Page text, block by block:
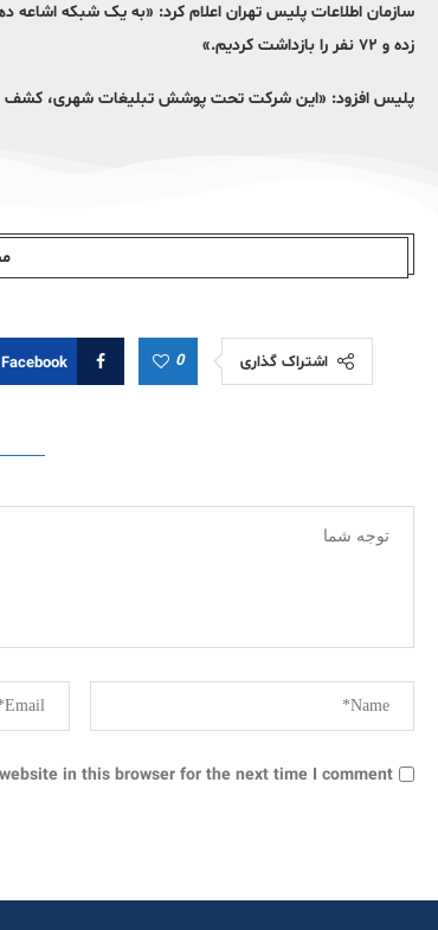
سازمان اطلاعات پلیس تهران اعلام کرد: «به یک شبکه اشاعه
زده و ۷۲ نفر را بازداشت کردیم.»
پلیس افزود: «این شرکت تحت پوشش تبلیغات شهری، کشف
اشتراک گذاری 0
Facebook
in this browser for the next time I comment.